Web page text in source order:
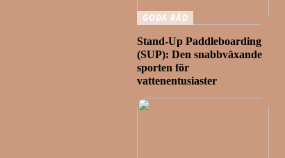
GODA RÅD
Stand-Up Paddleboarding
(SUP): Den snabbväxande
sporten för
vattenentusiaster